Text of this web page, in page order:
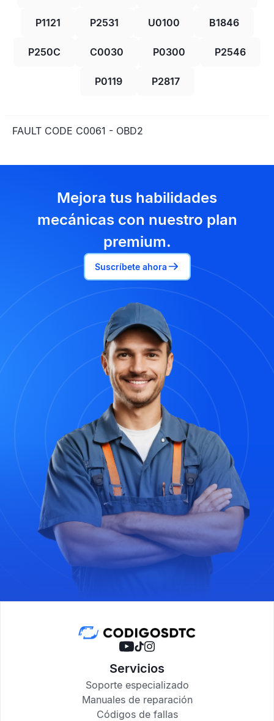
P1121 P2531 U0100 B1846
P250C C0030 P0300 P2546
P0119 P2817
FAULT CODE C0061 - OBD2
Mejora tus habilidades
mecánicas con nuestro plan
premium.
Suscríbete ahora
Servicios
Soporte especializado
Manuales de reparación
Códigos de fallas